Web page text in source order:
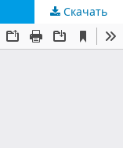
Скачать